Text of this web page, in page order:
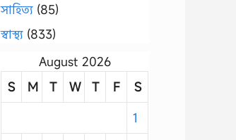
সাহিত্য(85)
স্বাস্থ্য(833)
August 2026
S
M T W T F
S
1